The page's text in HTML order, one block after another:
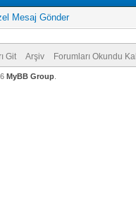
Mesaj Gönder
Git Arşiv Forumları Okundu
MyBB Group